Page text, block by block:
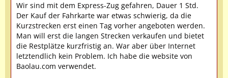
Wir sind mit dem Express-Zug gefahren, Dauer 1 Std.
Der Kauf der Fahrkarte war etwas schwierig, da die
Kurzstrecken erst einen Tag vorher angeboten werden.
Man will erst die langen Strecken verkaufen und bietet
die Restplätze kurzfristig an. War aber über Internet
letztendlich kein Problem. Ich habe die website von
Baolau.com verwendet.